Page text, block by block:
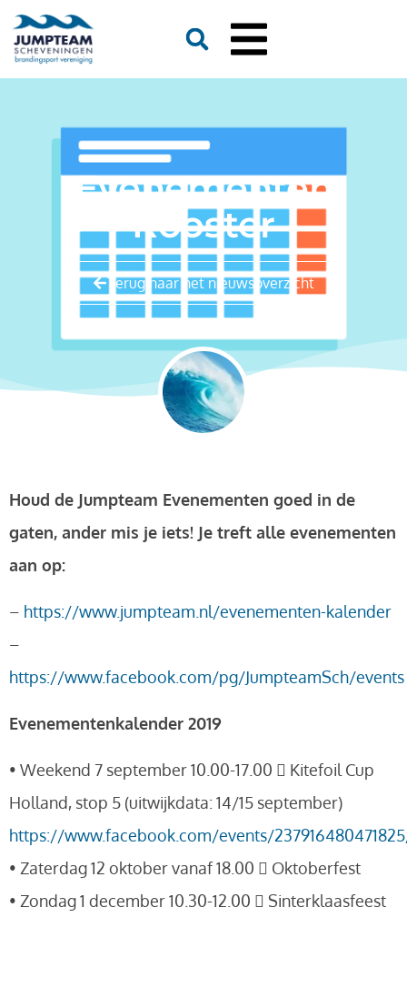
Evenementen
Rooster
Terug naar het nieuwsoverzicht
Houd de Jumpteam Evenementen goed in de
gaten, ander mis je iets! Je treft alle evenementen
aan op:
– https://www.jumpteam.nl/evenementen-kalender
–
https://www.facebook.com/pg/JumpteamSch/events
Evenementenkalender 2019
• Weekend 7 september 10.00-17.00  Kitefoil Cup
Holland, stop 5 (uitwijkdata: 14/15 september)
https://www.facebook.com/events/
• Zaterdag 12 oktober vanaf 18.00  Oktoberfest
• Zondag 1 december 10.30-12.00  Sinterklaasfeest